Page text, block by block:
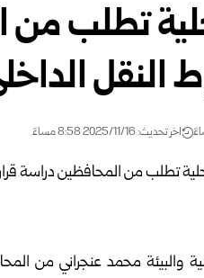
تطلب
النقل
اخر تحديث: 2025/11/16 8:58 مساءً
والبيئة محمد عنجرانيمن